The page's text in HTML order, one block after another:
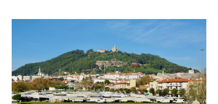
subterrâneos. O Parque da Estação Viana Shopping é grátis de
2ª a 5ª feira a partir das 20:00 (DIAS ÚTEIS)